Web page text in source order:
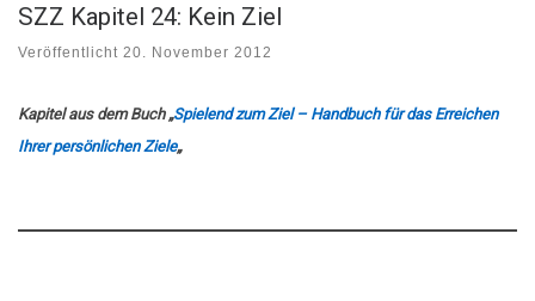
SZZ Kapitel 24: Kein Ziel
Veröffentlicht 20. November 2012
Kapitel aus dem Buch „Spielend zum Ziel – Handbuch für das Erreichen
Ihrer persönlichen Ziele„